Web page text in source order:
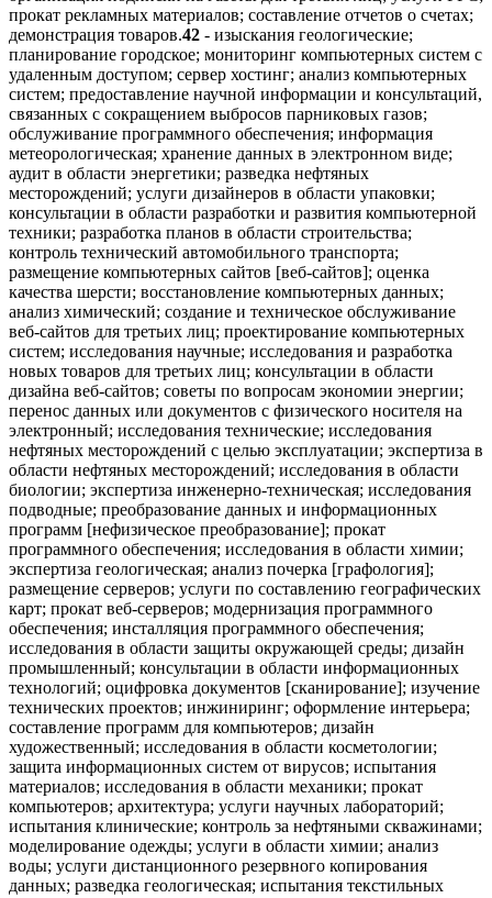
прокат рекламных материалов; составление отчетов о счетах;
демонстрация товаров.42 - изыскания геологические;
планирование городское; мониторинг компьютерных систем с
удаленным доступом; сервер хостинг; анализ компьютерных
систем; предоставление научной информации и консультаций,
связанных с сокращением выбросов парниковых газов;
обслуживание программного обеспечения; информация
метеорологическая; хранение данных в электронном виде;
аудит в области энергетики; разведка нефтяных
месторождений; услуги дизайнеров в области упаковки;
консультации в области разработки и развития компьютерной
техники; разработка планов в области строительства;
контроль технический автомобильного транспорта;
размещение компьютерных сайтов [веб-сайтов]; оценка
качества шерсти; восстановление компьютерных данных;
анализ химический; создание и техническое обслуживание
веб-сайтов для третьих лиц; проектирование компьютерных
систем; исследования научные; исследования и разработка
новых товаров для третьих лиц; консультации в области
дизайна веб-сайтов; советы по вопросам экономии энергии;
перенос данных или документов с физического носителя на
электронный; исследования технические; исследования
нефтяных месторождений с целью эксплуатации; экспертиза в
области нефтяных месторождений; исследования в области
биологии; экспертиза инженерно-техническая; исследования
подводные; преобразование данных и информационных
программ [нефизическое преобразование]; прокат
программного обеспечения; исследования в области химии;
экспертиза геологическая; анализ почерка [графология];
размещение серверов; услуги по составлению географических
карт; прокат веб-серверов; модернизация программного
обеспечения; инсталляция программного обеспечения;
исследования в области защиты окружающей среды; дизайн
промышленный; консультации в области информационных
технологий; оцифровка документов [сканирование]; изучение
технических проектов; инжиниринг; оформление интерьера;
составление программ для компьютеров; дизайн
художественный; исследования в области косметологии;
защита информационных систем от вирусов; испытания
материалов; исследования в области механики; прокат
компьютеров; архитектура; услуги научных лабораторий;
испытания клинические; контроль за нефтяными скважинами;
моделирование одежды; услуги в области химии; анализ
воды; услуги дистанционного резервного копирования
данных; разведка геологическая; испытания текстильных